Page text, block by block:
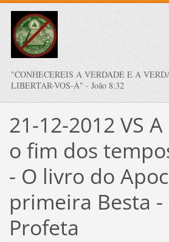
"CONHECEREIS A VERDADE E A
LIBERTAR-VOS-Á" - João 8:32
21-12-2012 VS
o fim dos
- O livro do
primeira Besta -
Profeta